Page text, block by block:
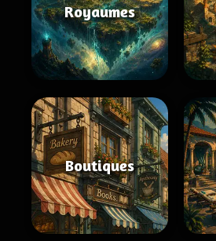
Royaumes
Boutiques